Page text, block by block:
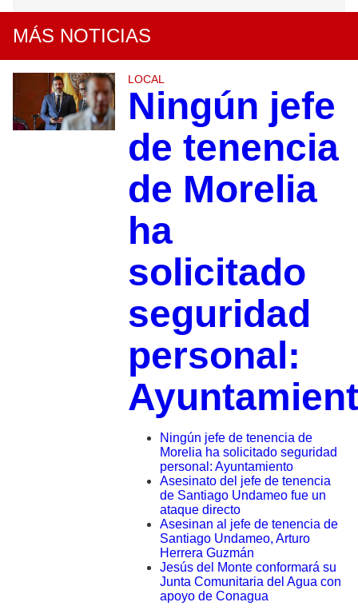
MÁS NOTICIAS
LOCAL
Ningún jefe
de tenencia
de Morelia
ha
solicitado
seguridad
personal:
Ningún jefe de tenencia de
Morelia ha solicitado seguridad
personal: Ayuntamiento
Asesinato del jefe de tenencia
de Santiago Undameo fue un
ataque directo
Asesinan al jefe de tenencia de
Santiago Undameo, Arturo
Herrera Guzmán
Jesús del Monte conformará su
Junta Comunitaria del Agua con
apoyo de Conagua